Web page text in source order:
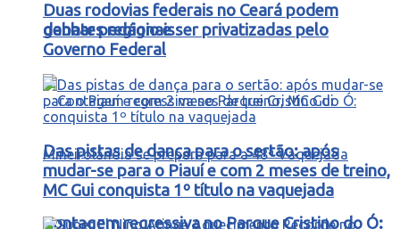
debates regionais
Contagem regressiva no Parque Cristino do Ó:
Duas rodovias federais no Ceará podem
ganhar pedágio e ser privatizadas pelo
Governo Federal
Das pistas de dança para o sertão: após
mudar-se para o Piauí e com 2 meses de treino,
MC Gui conquista 1º título na vaquejada